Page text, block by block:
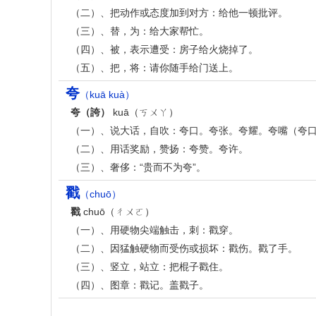
（二）、把动作或态度加到对方：给他一顿批评。
（三）、替，为：给大家帮忙。
（四）、被，表示遭受：房子给火烧掉了。
（五）、把，将：请你随手给门送上。
夸（kuā kuà）
夸（誇）
kuā（ㄎㄨㄚ）
（一）、说大话，自吹：夸口。夸张。夸耀。夸嘴（夸
（二）、用话奖励，赞扬：夸赞。夸许。
（三）、奢侈：“贵而不为夸”。
戳（chuō）
戳chuō（ㄔㄨㄛ）
（一）、用硬物尖端触击，刺：戳穿。
（二）、因猛触硬物而受伤或损坏：戳伤。戳了手。
（三）、竖立，站立：把棍子戳住。
（四）、图章：戳记。盖戳子。